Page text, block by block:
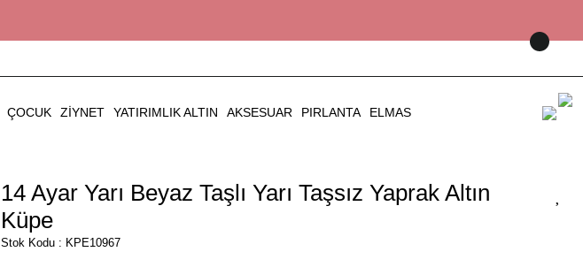
ÇOCUK ZIYNET YATIRIMLIK ALTIN AKSESUAR PIRLANTA ELMAS
14 Ayar Yarı Beyaz Taşlı Yarı Taşsız Yaprak Altın
Küpe
Stok Kodu : KPE10967